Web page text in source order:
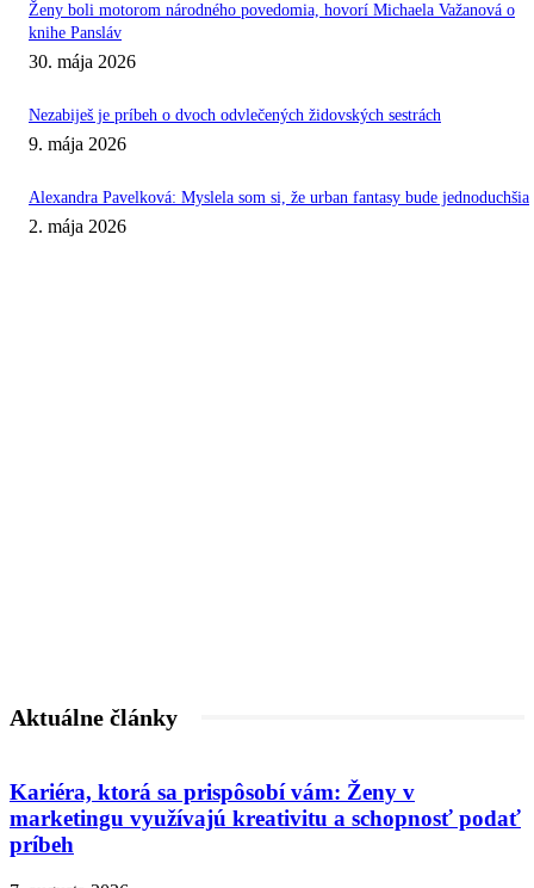
Ženy boli motorom národného povedomia, hovorí Michaela Važanová o
knihe Pansláv
30. mája 2026
Nezabiješ je príbeh o dvoch odvlečených židovských sestrách
9. mája 2026
Alexandra Pavelková: Myslela som si, že urban fantasy bude jednoduchšia
2. mája 2026
Aktuálne články
Kariéra, ktorá sa prispôsobí vám: Ženy v
marketingu využívajú kreativitu a schopnosť podať
príbeh